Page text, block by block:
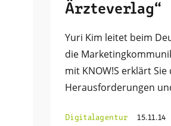
Ärzteverlag“
Yuri Kim leitet beim
die
mit KNOW!S erklärt Sie
Herausforderungen
Digitalagentur 15.11.14